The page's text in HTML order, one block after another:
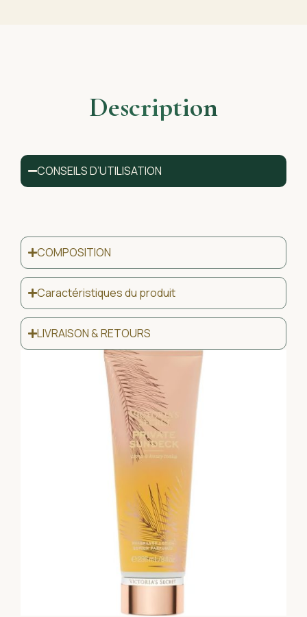
Description
CONSEILS D’UTILISATION
COMPOSITION
Caractéristiques du produit
LIVRAISON & RETOURS